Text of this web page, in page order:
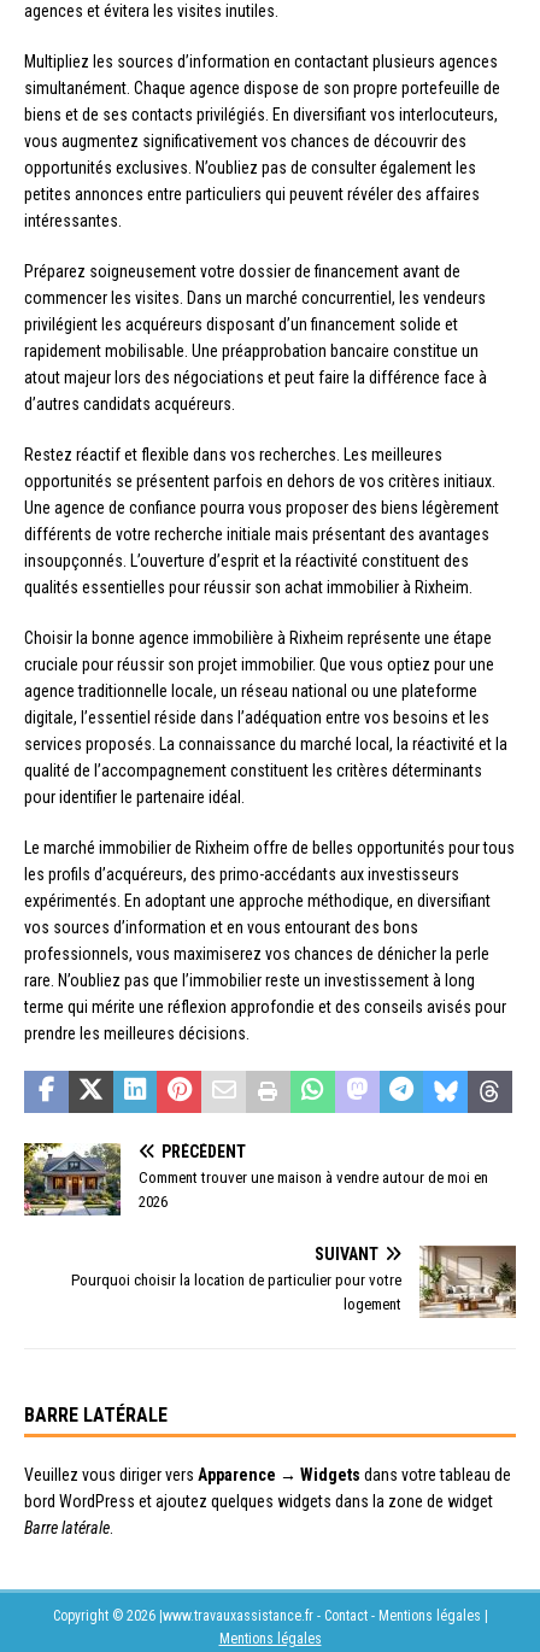
agences et évitera les visites inutiles.
Multipliez les sources d’information en contactant plusieurs agences
simultanément. Chaque agence dispose de son propre portefeuille de
biens et de ses contacts privilégiés. En diversifiant vos interlocuteurs,
vous augmentez significativement vos chances de découvrir des
opportunités exclusives. N’oubliez pas de consulter également les
petites annonces entre particuliers qui peuvent révéler des affaires
intéressantes.
Préparez soigneusement votre dossier de financement avant de
commencer les visites. Dans un marché concurrentiel, les vendeurs
privilégient les acquéreurs disposant d’un financement solide et
rapidement mobilisable. Une préapprobation bancaire constitue un
atout majeur lors des négociations et peut faire la différence face à
d’autres candidats acquéreurs.
Restez réactif et flexible dans vos recherches. Les meilleures
opportunités se présentent parfois en dehors de vos critères initiaux.
Une agence de confiance pourra vous proposer des biens légèrement
différents de votre recherche initiale mais présentant des avantages
insoupçonnés. L’ouverture d’esprit et la réactivité constituent des
qualités essentielles pour réussir son achat immobilier à Rixheim.
Choisir la bonne agence immobilière à Rixheim représente une étape
cruciale pour réussir son projet immobilier. Que vous optiez pour une
agence traditionnelle locale, un réseau national ou une plateforme
digitale, l’essentiel réside dans l’adéquation entre vos besoins et les
services proposés. La connaissance du marché local, la réactivité et la
qualité de l’accompagnement constituent les critères déterminants
pour identifier le partenaire idéal.
Le marché immobilier de Rixheim offre de belles opportunités pour tous
les profils d’acquéreurs, des primo-accédants aux investisseurs
expérimentés. En adoptant une approche méthodique, en diversifiant
vos sources d’information et en vous entourant des bons
professionnels, vous maximiserez vos chances de dénicher la perle
rare. N’oubliez pas que l’immobilier reste un investissement à long
terme qui mérite une réflexion approfondie et des conseils avisés pour
prendre les meilleures décisions.
PRÉCÉDENT
Comment trouver une maison à vendre autour de moi en
2026
SUIVANT
Pourquoi choisir la location de particulier pour votre
logement
BARRE LATÉRALE
Veuillez vous diriger vers Apparence → Widgets dans votre tableau de
bord WordPress et ajoutez quelques widgets dans la zone de widget
Barre latérale
Copyright © 2026 |www.travauxassistance.fr - Contact - Mentions légales
Mentions légales